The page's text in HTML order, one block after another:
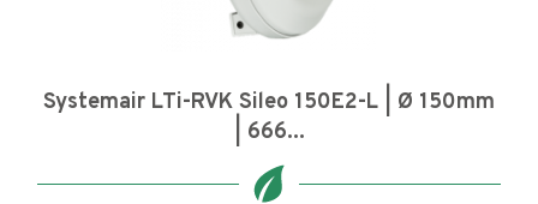
Systemair LTi-RVK Sileo 150E2-L | Ø 150mm
| 666...